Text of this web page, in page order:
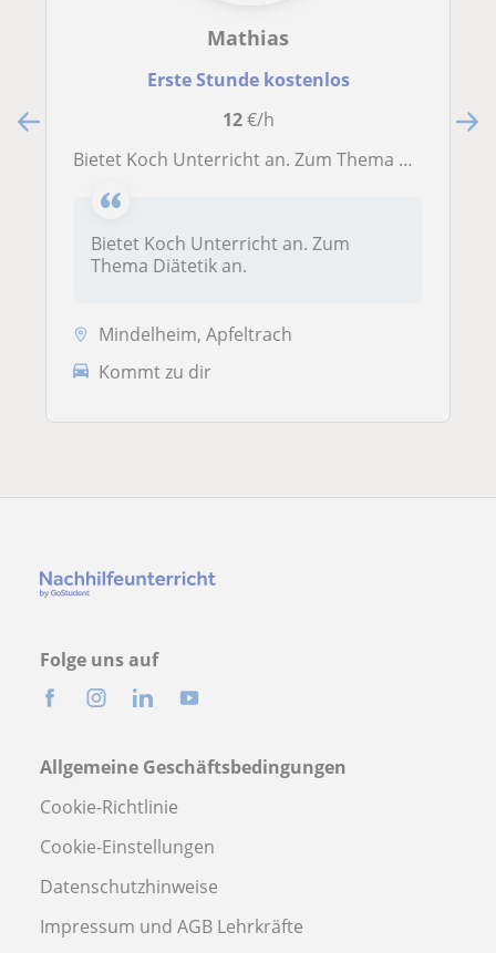
Mathias
Erste Stunde kostenlos
12€/h
Bietet Koch Unterricht an. Zum Thema Diätetik an
Bietet Koch Unterricht an. Zum
Thema Diätetik an.
Mindelheim, Apfeltrach
Kommt zu dir
Folge uns auf
Allgemeine Geschäftsbedingungen
Cookie-Richtlinie
Cookie-Einstellungen
Datenschutzhinweise
Impressum und AGB Lehrkräfte